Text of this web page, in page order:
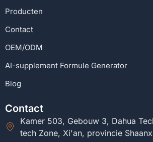
Producten
Contact
OEM/ODM
AI-supplement Formule Generator
Blog
Contact
Kamer 503, Gebouw 3, Dahua
tech Zone, Xi'an, provincie